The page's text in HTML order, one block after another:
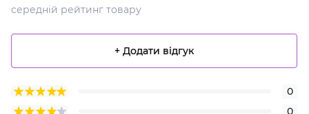
середній рейтинг товару
+ Додати відгук
0
0